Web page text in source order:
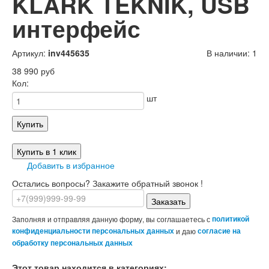
интерфейс
Артикул: inv445635
В наличии: 1
38 990 руб
Кол:
шт
Купить
Купить в 1 клик
Добавить в избранное
Остались вопросы? Закажите обратный звонок !
Заказать
Заполняя и отправляя данную форму, вы соглашаетесь сполитикой
конфиденциальности персональных данныхи даюсогласие на
обработку персональных данных